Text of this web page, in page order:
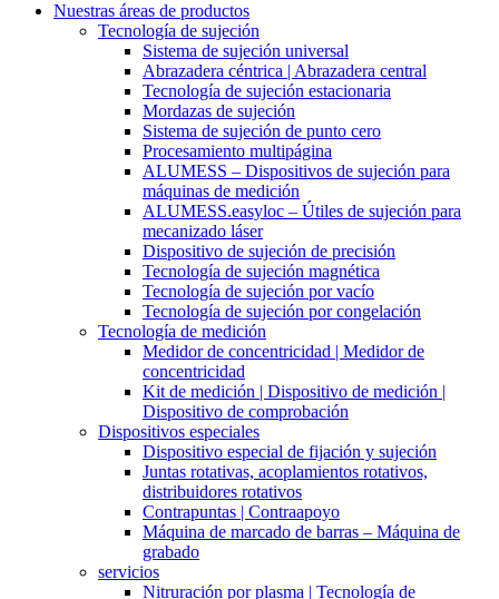
Nuestras áreas de productos
Tecnología de sujeción
Sistema de sujeción universal
Abrazadera céntrica | Abrazadera central
Tecnología de sujeción estacionaria
Mordazas de sujeción
Sistema de sujeción de punto cero
Procesamiento multipágina
ALUMESS – Dispositivos de sujeción para
máquinas de medición
ALUMESS.easyloc – Útiles de sujeción para
mecanizado láser
Dispositivo de sujeción de precisión
Tecnología de sujeción magnética
Tecnología de sujeción por vacío
Tecnología de sujeción por congelación
Tecnología de medición
Medidor de concentricidad | Medidor de
concentricidad
Kit de medición | Dispositivo de medición |
Dispositivo de comprobación
Dispositivos especiales
Dispositivo especial de fijación y sujeción
Juntas rotativas, acoplamientos rotativos,
distribuidores rotativos
Contrapuntas | Contraapoyo
Máquina de marcado de barras – Máquina de
grabado
servicios
Nitruración por plasma | Tecnología de